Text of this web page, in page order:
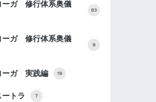
ーガ 修行体系奥儀
83
ーガ 修行体系奥儀
9
ーガ 実践編 19
トラ 7